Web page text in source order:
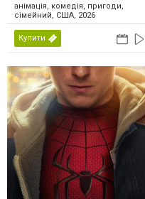
анімація, комедія, пригоди,
сімейний, США, 2026
Купити